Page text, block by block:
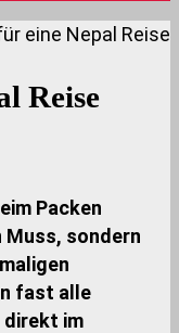
eine Nepal Reise
Reise
Packen
sondern
fast alle
direkt im